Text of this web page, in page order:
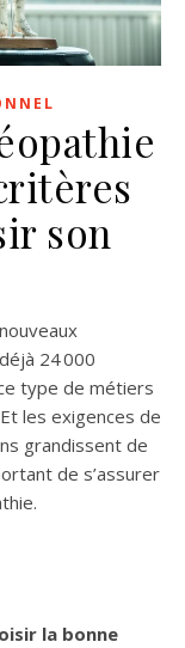
son
24 000
type de métiers
les exigences de
grandissent de
de s’assurer
la bonne